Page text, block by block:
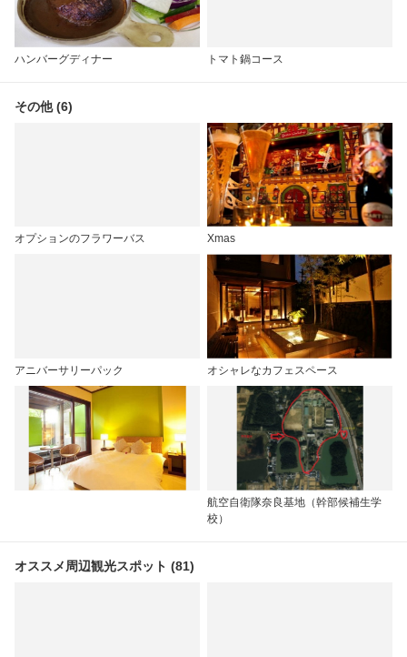
ハンバーグディナー トマト鍋コース
その他 (6)
オプションのフラワーバス Xmas
アニバーサリーパック オシャレなカフェスペース
航空自衛隊奈良基地（幹部候補生学
校）
オススメ周辺観光スポット (81)